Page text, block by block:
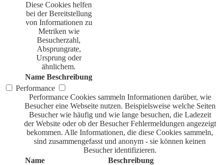
Diese Cookies helfen
bei der Bereitstellung
von Informationen zu
Metriken wie
Besucherzahl,
Absprungrate,
Ursprung oder
ähnlichem.
Name Beschreibung
Performance
Performance Cookies sammeln Informationen darüber, wie
Besucher eine Webseite nutzen. Beispielsweise welche Seiten
Besucher wie häufig und wie lange besuchen, die Ladezeit
der Website oder ob der Besucher Fehlermeldungen angezeigt
bekommen. Alle Informationen, die diese Cookies sammeln,
sind zusammengefasst und anonym - sie können keinen
Besucher identifizieren.
Name
Beschreibung